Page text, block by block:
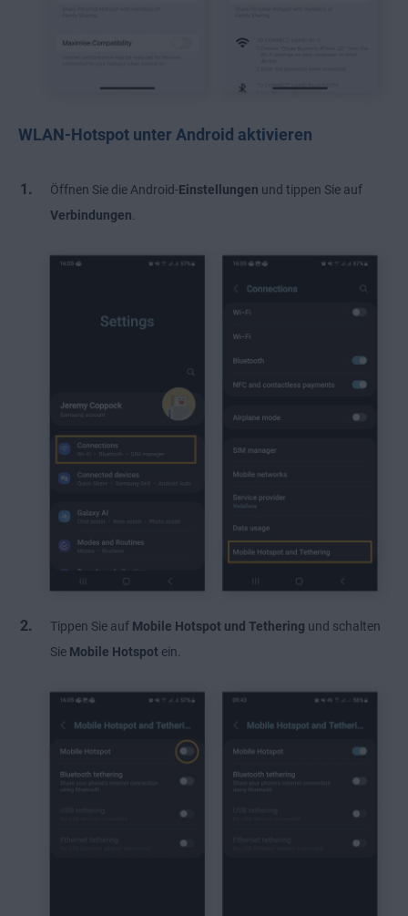
WLAN-Hotspot unter Android aktivieren
Öffnen Sie die Android-Einstellungen und tippen Sie auf
Verbindungen
Tippen Sie auf Mobile Hotspot und Tethering und schalten
Sie Mobile Hotspot ein.